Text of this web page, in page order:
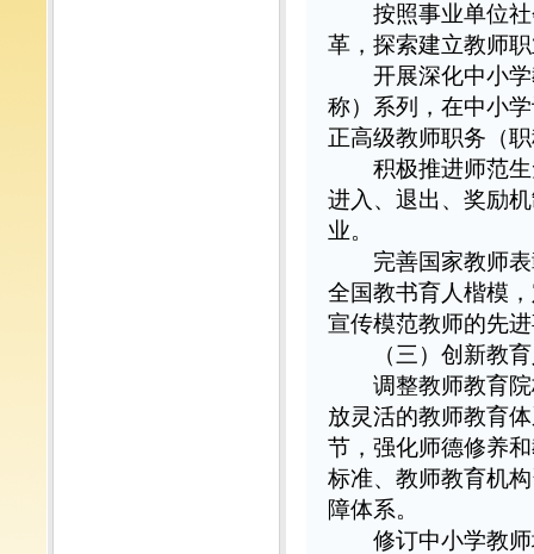
按照事业单位社
革，探索建立教师
开展深化中小学
称）系列，在中小
正高级教师职务（
积极推进师范生
进入、退出、奖励
业。
完善国家教师表
全国教书育人楷模
宣传模范教师的先
（三）创新教
调整教师教育院
放灵活的教师教育
节，强化师德修养
标准、教师教育机
障体系。
修订中小学教师